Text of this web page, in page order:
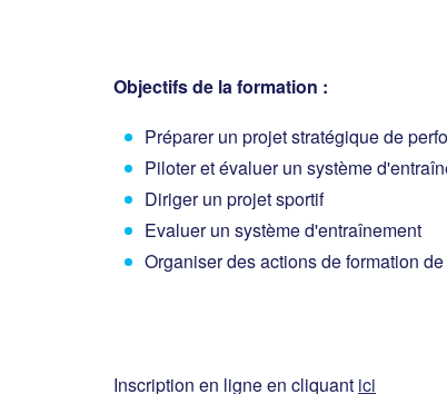
Objectifs de la formation :
Préparer un projet stratégique de
Piloter et évaluer un système
Diriger un projet sportif
Evaluer un système d'entraînement
Organiser des actions de formation
Inscription en ligne en cliquant ici